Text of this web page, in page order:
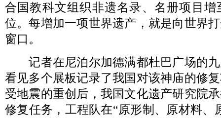
合国教科文组织非遗名录、名册项目增
位。每增加一项世界遗产，就是向世界
窗口。
记者在尼泊尔加德满都杜巴广场的九
看见多个展板记录了我国对该神庙的修
受地震的重创后，我国文化遗产研究院
修复任务，工程队在“原形制、原材料、